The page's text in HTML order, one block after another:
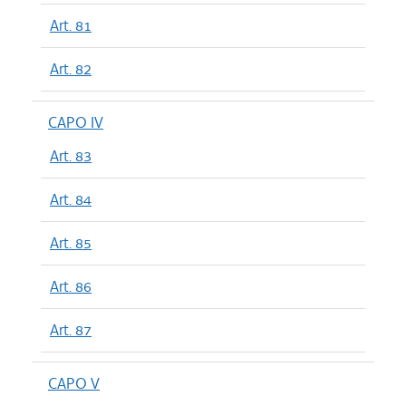
Art. 81
Art. 82
CAPO IV
Art. 83
Art. 84
Art. 85
Art. 86
Art. 87
CAPO V